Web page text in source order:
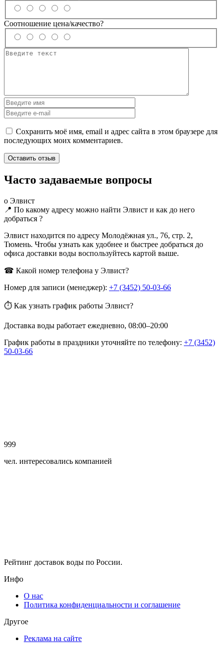
Соотношение цена/качество?
Сохранить моё имя, email и адрес сайта в этом браузере для
последующих моих комментариев.
Часто задаваемые вопросы
о Элвист
📍 По какому адресу можно найти Элвист и как до него
добраться ?
Элвист находится по адресу Молодёжная ул., 76, стр. 2,
Тюмень. Чтобы узнать как удобнее и быстрее добраться до
офиса доставки воды воспользуйтесь картой выше.
☎ Какой номер телефона у Элвист?
Номер для записи (менеджер): +7 (3452) 50-03-66
⏱ Как узнать график работы Элвист?
Доставка воды работает ежедневно, 08:00–20:00
График работы в праздники уточняйте по телефону: +7 (3452)
50-03-66
999
чел. интересовались компанией
Рейтинг доставок воды по России.
Инфо
О нас
Политика конфиденциальности и соглашение
Другое
Реклама на сайте